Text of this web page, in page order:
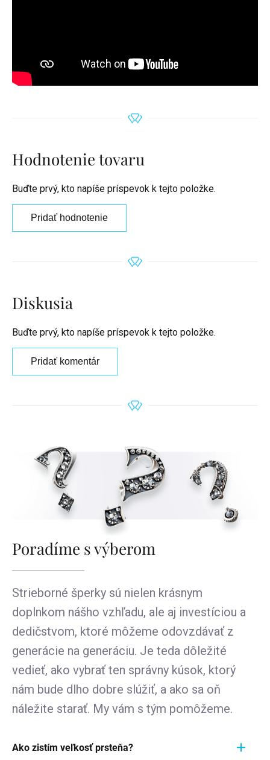
Hodnotenie tovaru
Buďte prvý, kto napíše príspevok k tejto položke.
Pridať hodnotenie
Diskusia
Buďte prvý, kto napíše príspevok k tejto položke.
Pridať komentár
Poradíme s výberom
Strieborné šperky sú nielen krásnym
doplnkom nášho vzhľadu, ale aj investíciou a
dedičstvom, ktoré môžeme odovzdávať z
generácie na generáciu. Je teda dôležité
vedieť, ako vybrať ten správny kúsok, ktorý
nám bude dlho dobre slúžiť, a ako sa oň
náležite starať. My vám s tým pomôžeme.
Ako zistím veľkosť prsteňa?